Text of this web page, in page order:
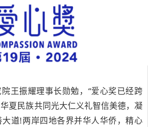
王振耀理事长勋勉，“爱心奖已经跨
夏民族共同光大仁义礼智信美德，凝
道!两岸四地各界并华人华侨，精心